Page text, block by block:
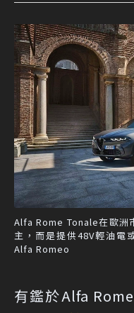
Alfa Rome Tonale在歐洲
主，而是提供48V輕油電
Alfa Romeo
有鑑於Alfa